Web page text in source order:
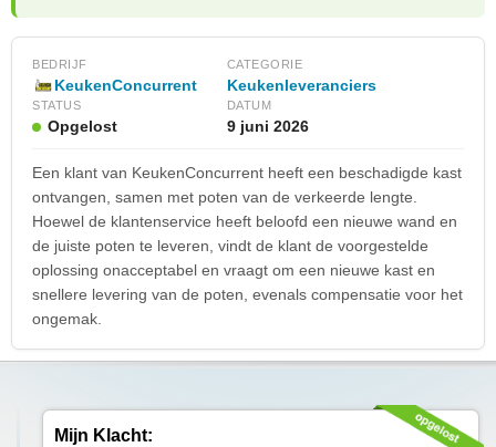
BEDRIJF
KeukenConcurrent
CATEGORIE
Keukenleveranciers
STATUS
Opgelost
DATUM
9 juni 2026
Een klant van KeukenConcurrent heeft een beschadigde kast
ontvangen, samen met poten van de verkeerde lengte.
Hoewel de klantenservice heeft beloofd een nieuwe wand en
de juiste poten te leveren, vindt de klant de voorgestelde
oplossing onacceptabel en vraagt om een nieuwe kast en
snellere levering van de poten, evenals compensatie voor het
ongemak.
Mijn Klacht: